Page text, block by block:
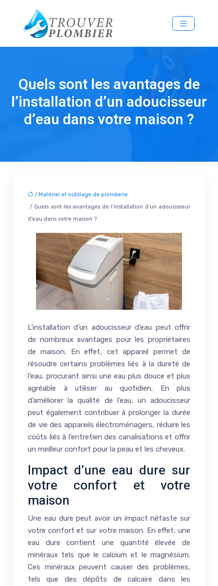
Quels sont les avantages de
l’installation d’un adoucisseur
d’eau dans votre maison ?
/ Matériel et outillage de plomberie
/ Quels sont les avantages de l’installation d’un adoucisseur
d’eau dans votre maison ?
L’installation d’un adoucisseur d’eau peut offrir
de nombreux avantages pour les propriétaires
de maison. En effet, cet appareil permet de
résoudre certains problèmes liés à la dureté de
l’eau, procurant ainsi une eau plus douce et plus
agréable à utiliser au quotidien. En plus
d’améliorer la qualité de l’eau, un adoucisseur
peut également contribuer à prolonger la durée
de vie des appareils électroménagers, réduire les
coûts liés à l’entretien des canalisations et offrir
un meilleur confort pour la peau et les cheveux.
Impact d’une eau dure sur
votre confort et votre
maison
Une eau dure peut avoir un impact néfaste sur
votre confort et sur votre maison. En effet, une
eau dure contient une quantité élevée de
minéraux tels que le calcium et le magnésium.
Ces minéraux peuvent causer des problèmes,
tels que des dépôts de calcaire dans les